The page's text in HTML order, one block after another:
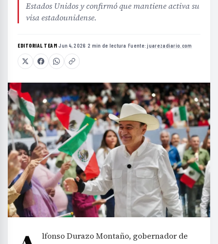
Estados Unidos y confirmó que mantiene activa su
visa estadounidense.
EDITORIAL TEAM·Jun 4, 2026 ·2 min de lectura ·Fuente:juarezadiario.com
lfonso Durazo Montaño, gobernador de